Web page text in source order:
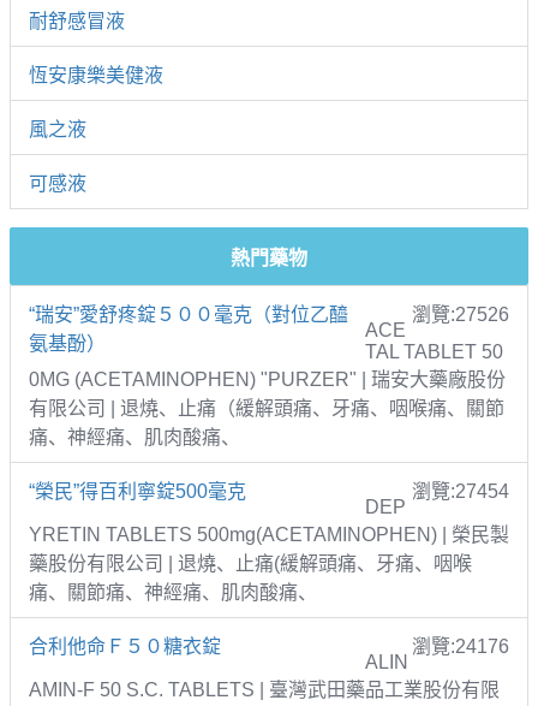
耐舒感冒液
恆安康樂美健液
風之液
可感液
熱門藥物
“瑞安”愛舒疼錠５００毫克（對位乙醯
氨基酚）
瀏覽:27526
ACE
TAL TABLET 50
0MG (ACETAMINOPHEN) "PURZER" | 瑞安大藥廠股份
有限公司 | 退燒、止痛（緩解頭痛、牙痛、咽喉痛、關節
痛、神經痛、肌肉酸痛、
“榮民”得百利寧錠500毫克 瀏覽:27454
DEP
YRETIN TABLETS 500mg(ACETAMINOPHEN) | 榮民製
藥股份有限公司 | 退燒、止痛(緩解頭痛、牙痛、咽喉
痛、關節痛、神經痛、肌肉酸痛、
合利他命Ｆ５０糖衣錠 瀏覽:24176
ALIN
AMIN-F 50 S.C. TABLETS | 臺灣武田藥品工業股份有限